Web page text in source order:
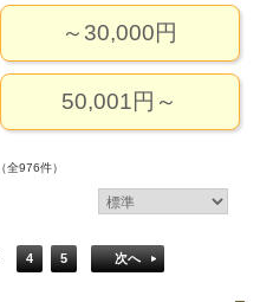
～30,000円
50,001円～
（全976件）
4 5 次へ